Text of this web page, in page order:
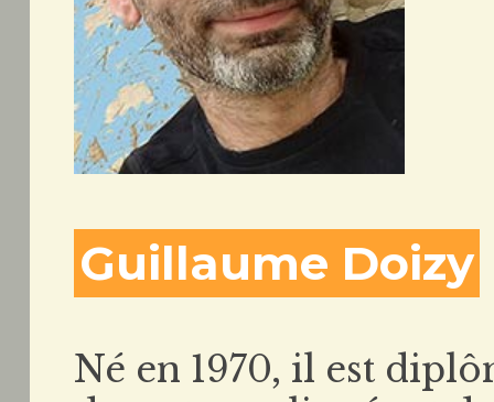
Guillaume Doizy
Né en 1970, il est